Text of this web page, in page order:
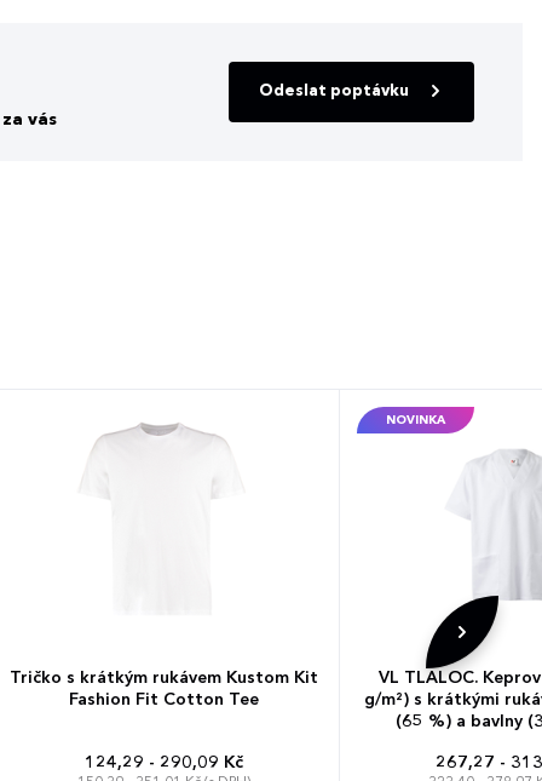
vás
Odeslat poptávku
Tričko s krátkým rukávem Kustom Kit
Fashion Fit Cotton Tee
124,29 - 290,09 Kč
NOVINKA
VL TLALOC.
g/m²) s krátkými
(65 %) a bavlny
267,27 -